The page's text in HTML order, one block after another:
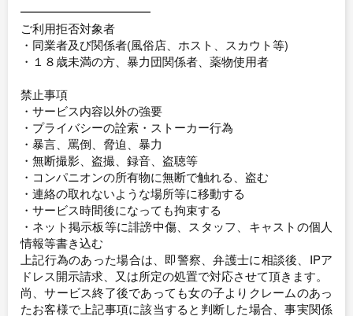
━━━━━━━━━━━
ご利用拒否対象者
・同業者及び関係者(風俗店、ホスト、スカウト等)
・１８歳未満の方、暴力団関係者、薬物使用者
禁止事項
・サービス内容以外の強要
・プライバシーの詮索・ストーカー行為
・暴言、罵倒、脅迫、暴力
・無断撮影、盗撮、録音、盗聴等
・コンパニオンの所有物に無断で触れる、盗む
・連絡の取れないような場所等に移動する
・サービス時間後になっても拘束する
・ネット掲示板等に誹謗中傷、スタッフ、キャストの個人
情報等書き込む
上記行為のあった場合は、即警察、弁護士に相談後、IPア
ドレス開示請求、又は所定の処置で対応させて頂きます。
尚、サービス終了後であっても女の子よりクレームのあっ
たお客様で上記事項に該当すると判断した場合、事実関係